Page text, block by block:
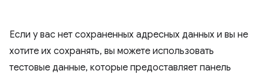
Если у вас нет сохраненных адресных данных и вы не
хотите их сохранять, вы можете использовать
тестовые данные, которые предоставляет панель